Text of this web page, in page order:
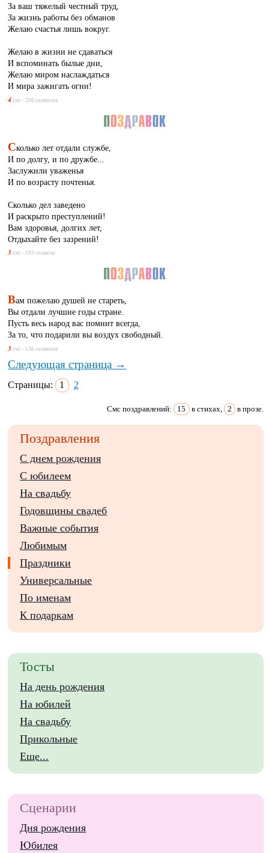
За ваш тяжелый честный труд,
За жизнь работы без обманов
Желаю счастья лишь вокруг.
Желаю в жизни не сдаваться
И вспоминать былые дни,
Желаю миром наслаждаться
И мира зажигать огни!
4 смс - 206 символов
Сколько лет отдали службе,
И по долгу, и по дружбе...
Заслужили уваженья
И по возрасту почтенья.
Сколько дел заведено
И раскрыто преступлений!
Вам здоровья, долгих лет,
Отдыхайте без зазрений!
3 смс - 193 символа
Вам пожелаю душей не стареть,
Вы отдали лучшие годы стране.
Пусть весь народ вас помнит всегда,
За то, что подарили вы воздух свободный.
3 смс - 136 символов
Следующая страница →
Страницы: 1 2
Смс поздравлений: 15 в стихах, 2 в прозе.
Поздравления
С днем рождения
С юбилеем
На свадьбу
Годовщины свадеб
Важные события
Любимым
Праздники
Универсальные
По именам
К подаркам
Тосты
На день рождения
На юбилей
На свадьбу
Прикольные
Еще...
Сценарии
Дня рождения
Юбилея